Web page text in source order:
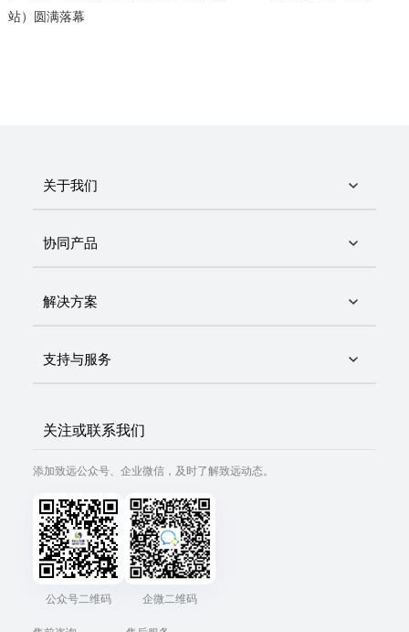
站）圆满落幕
关于我们
协同产品
解决方案
支持与服务
关注或联系我们
添加致远公众号、企业微信，及时了解致远动态。
公众号二维码 企微二维码